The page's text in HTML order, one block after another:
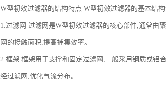
W型初效过滤器的结构特点 W型初效过滤器的基本结
1.过滤网 过滤网是W型初效过滤器的核心部件,通常由
网的接触面积,提高捕集效率。
2.框架 框架用于支撑和固定过滤网,一般采用钢质或铝
经过滤网,优化气流分布。